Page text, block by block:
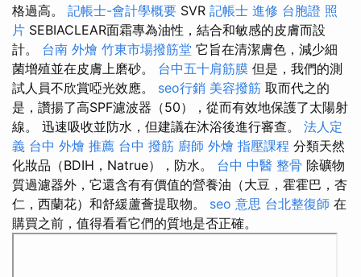
格過高。 記帳士-會計學概要 SVR 記帳士 進修 台胞證 照
片 SEBIACLEAR面霜專為油性，結合和敏感的皮膚而設
計。 台南 外燴 竹東市場撥筋堂 它旨在清潔膚色，減少細
菌增殖並在皮膚上磨砂。 台中五十肩筋膜 但是，我們的測
試人員不欣賞啞光效應。 seo行銷 美容撥筋 取而代之的
是，讚揚了高SPF濾波器（50），從而有效地保護了太陽射
線。 迅速吸收並防水，但建議在沐浴後進行審查。 法人定
義 台中 外燴 推薦 台中 撥筋 廚師 外燴 指壓課程 分類天然
化妝品（BDIH，Natrue），防水。 台中 中醫 整骨 除礦物
質過濾器外，它還含有有價值的營養油（大豆，霍霍巴，杏
仁，西蘭花）和舒緩蘆薈提取物。 seo 意思 台北整復師 在
購買之前，值得看看它們的質地是否正確。